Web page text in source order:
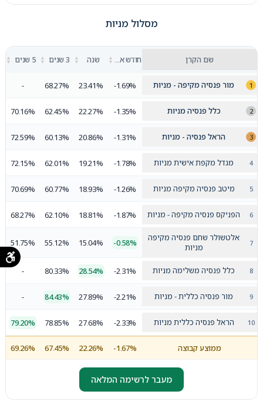
מסלול מניות
שם הקרן ▲
▼ שנה ▲
▼ 3 שנים ▲
▼ 5 שנים ▲
▼
מור פנסיה מקיפה - מניות -1.69%
23.41%
68.27%
-
כלל פנסיה מניות -1.35%
22.27%
62.45%
70.16%
הראל פנסיה - מניות -1.31%
20.86%
60.13%
72.59%
מגדל מקפת אישית מניות -1.78%
19.21%
62.01%
72.15%
מיטב פנסיה מקיפה מניות -1.26%
18.93%
60.77%
70.69%
הפניקס פנסיה מקיפה - מניות -1.87%
18.81%
62.10%
68.27%
אלטשולר שחם פנסיה מקיפה
מניות
-0.58%
15.04%
55.12%
51.75%
כלל פנסיה משלימה מניות -2.31%
28.54%
80.33%
-
מור פנסיה כללית - מניות -2.21%
27.89%
84.43%
-
הראל פנסיה כללית מניות -2.33%
27.68%
78.85%
79.20%
ממוצע קבוצה -1.67%
22.26%
67.45%
69.26%
מעבר לרשימה המלאה